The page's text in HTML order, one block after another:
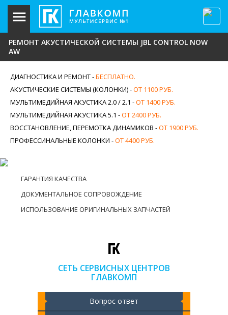
СЕТЬ СЕРВИСНЫХ ЦЕНТРОВ
ГЛАВКОМП
Вопрос ответ
РЕМОНТ АКУСТИЧЕСКОЙ СИСТЕМЫ JBL CONTROL NOW
AW
ДИАГНОСТИКА И РЕМОНТ -БЕСПЛАТНО.
АКУСТИЧЕСКИЕ СИСТЕМЫ (КОЛОНКИ) -ОТ 1100 РУБ.
МУЛЬТИМЕДИЙНАЯ АКУСТИКА 2.0 / 2.1 -ОТ 1400 РУБ.
МУЛЬТИМЕДИЙНАЯ АКУСТИКА 5.1 -ОТ 2400 РУБ.
ВОССТАНОВЛЕНИЕ, ПЕРЕМОТКА ДИНАМИКОВ -ОТ 1900 РУБ.
ПРОФЕССИНАЛЬНЫЕ КОЛОНКИ -ОТ 4400 РУБ.
ГАРАНТИЯ КАЧЕСТВА
ДОКУМЕНТАЛЬНОЕ СОПРОВОЖДЕНИЕ
ИСПОЛЬЗОВАНИЕ ОРИГИНАЛЬНЫХ ЗАПЧАСТЕЙ